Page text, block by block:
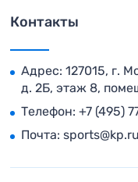
Контакты
Адрес: 127015, г.
д. 2Б, этаж 8,
Телефон: +7 (495)
Почта: sports@kp.ru